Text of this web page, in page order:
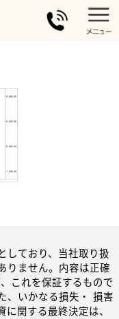
しており、当社取り扱
りません。内容は正確
これを保証するもので
、いかなる損失・ 損害
関する最終決定は、